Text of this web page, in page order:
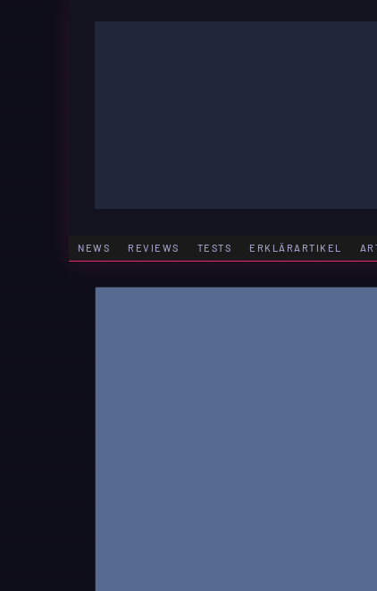
NEWS REVIEWS TESTS ERKLÄRARTIKEL